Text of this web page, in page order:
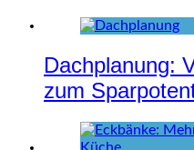
Dachplanung:
zum